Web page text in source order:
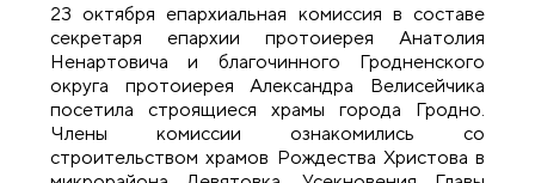
23 октября епархиальная комиссия в составе
секретаря епархии протоиерея Анатолия
Ненартовича и благочинного Гродненского
округа протоиерея Александра Велисейчика
посетила строящиеся храмы города Гродно.
Члены комиссии ознакомились со
строительством храмов Рождества Христова в